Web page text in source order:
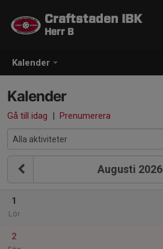
Kalender
Craftstaden IBK
Herr B
Kalender
Gå till idag | Prenumerera
Augusti 2026
1
Lör
2